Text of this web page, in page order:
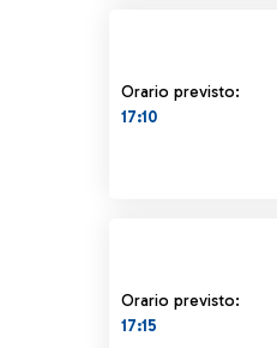
Orario previsto:
17:10
Orario previsto:
17:15